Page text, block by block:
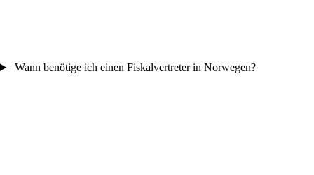
Wann benötige ich einen Fiskalvertreter in Norwegen?